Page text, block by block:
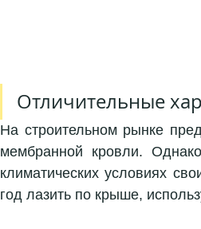
Отличительные
На строительном рынке
мембранной кровли.
климатических условиях
год лазить по крыше,